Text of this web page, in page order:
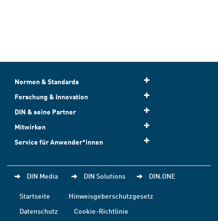
Normen & Standards
Forschung & Innovation
DIN & seine Partner
Mitwirken
Service für Anwender*innen
DIN Media DIN Solutions DIN.ONE
Startseite
Hinweisgeberschutzgesetz
Datenschutz
Cookie-Richtlinie